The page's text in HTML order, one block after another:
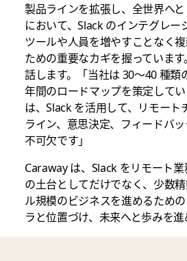
製品ラインを拡張し、全世界へ
において、Slack のインテグレー
ツールや人員を増やすことなく
ための重要なカギを握っていま
話します。「当社は 30～40 種類
年間のロードマップを策定して
は、Slack を活用して、リモート
ライン、意思決定、フィードバ
不可欠です」
Caraway は、Slack をリモート
の土台としてだけでなく、少数
ル規模のビジネスを進めるため
ラと位置づけ、未来へと歩みを